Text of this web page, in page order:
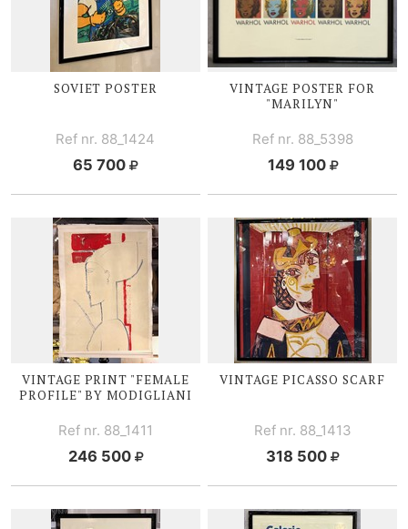
SOVIET POSTER
Ref nr. 88_1424
65 700
VINTAGE POSTER FOR
"MARILYN"
Ref nr. 88_5398
149 100
VINTAGE PRINT "FEMALE
PROFILE" BY MODIGLIANI
Ref nr. 88_1411
246 500
VINTAGE PICASSO SCARF
Ref nr. 88_1413
318 500